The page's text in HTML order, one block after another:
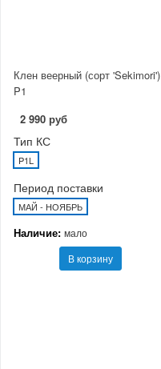
Клен веерный (сорт 'Sekimori')
P1
2 990 руб
Тип КС
P1L
Период поставки
МАЙ - НОЯБРЬ
Наличие: мало
В корзину